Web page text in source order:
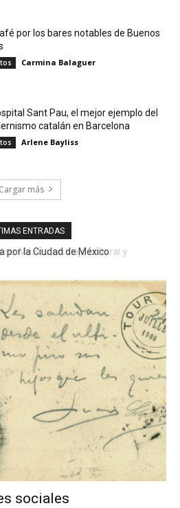
por los bares notables de Buenos
Carmina Balaguer
Sant Pau, el mejor ejemplo del
catalán en Barcelona
Arlene Bayliss
Cargar más
ENTRADAS
por la Ciudad de México
sociales